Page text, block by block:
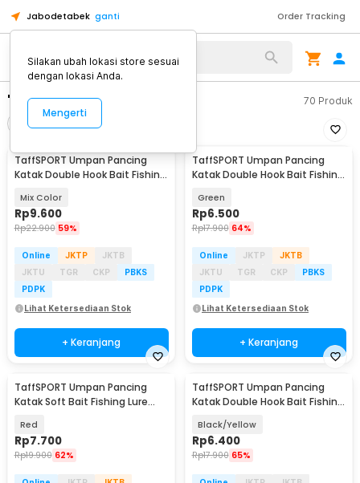
Jabodetabek ganti Order Tracking
"umpan pancing katak" 70 Produk
Urutkan
TaffSPORT Umpan Pancing
Katak Double Hook Bait Fishing
Mix Color
Rp9.600
Rp22.900 59%
Online JKTP
JKTB
JKTU
TGR CKP
PBKS
PDPK
Lihat Ketersediaan Stok
+ Keranjang
TaffSPORT Umpan Pancing
Katak Double Hook Bait Fishing
Green
Rp6.500
Rp17.900 64%
Online JKTP
JKTB
JKTU
TGR CKP
PBKS
PDPK
Lihat Ketersediaan Stok
+ Keranjang
TaffSPORT Umpan Pancing
Katak Soft Bait Fishing Lure
Red
Rp7.700
Rp19.900 62%
TaffSPORT Umpan Pancing
Katak Double Hook Bait Fishing
Black/Yellow
Rp6.400
Rp17.900 65%
Silakan ubah lokasi store sesuai
dengan lokasi Anda.
Mengerti